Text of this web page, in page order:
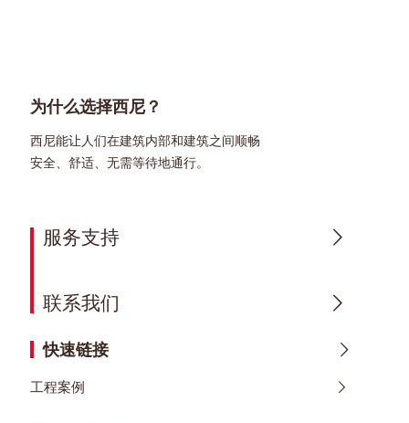
为什么选择西尼？
西尼能让人们在建筑内部和建筑之间顺畅
安全、舒适、无需等待地通行。
服务支持
联系我们
快速链接
工程案例